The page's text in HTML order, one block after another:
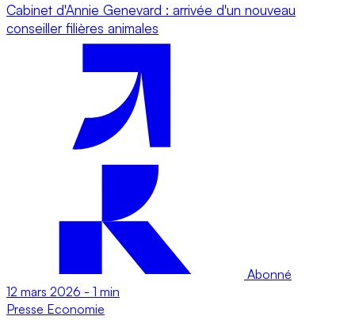
Cabinet d'Annie Genevard : arrivée d'un nouveau
conseiller filières animales
Abonné
12 mars 2026 - 1 min
Presse Economie